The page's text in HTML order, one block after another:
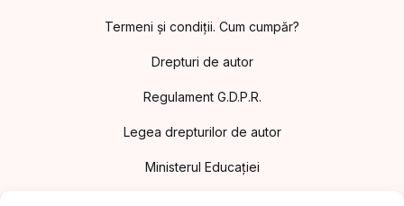
Termeni și condiții. Cum cumpăr?
Drepturi de autor
Regulament G.D.P.R.
Legea drepturilor de autor
Ministerul Educației